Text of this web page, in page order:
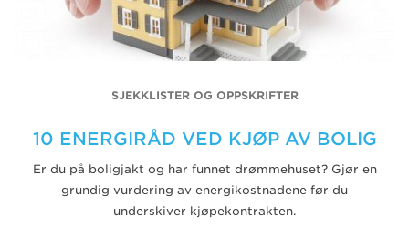
SJEKKLISTER OG OPPSKRIFTER
10 ENERGIRÅD VED KJØP AV BOLIG
Er du på boligjakt og har funnet drømmehuset? Gjør en
grundig vurdering av energikostnadene før du
underskiver kjøpekontrakten.